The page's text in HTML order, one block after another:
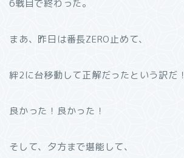
6戦目で終わった。
まあ、昨日は番長ZERO止めて、
絆2に台移動して正解だったという訳だ！
良かった！良かった！
そして、夕方まで堪能して、